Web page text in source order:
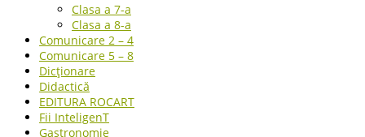
Clasa a 7-a
Clasa a 8-a
Comunicare 2 – 4
Comunicare 5 – 8
Dicționare
Didactică
EDITURA ROCART
Fii InteligenT
Gastronomie